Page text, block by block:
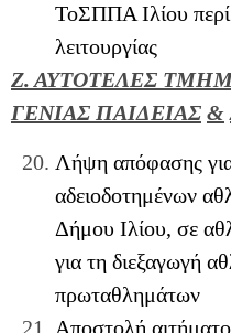
ΤοΣΠΠΑ Ιλίου περί
λειτουργίας
Ζ. ΑΥΤΟΤΕΛΕΣ
ΓΕΝΙΑΣ ΠΑΙΔΕΙΑΣ &
Λήψη απόφασης
αδειοδοτημένων
Δήμου Ιλίου, σε
για τη διεξαγωγή
πρωταθλημάτων
Αποστολή